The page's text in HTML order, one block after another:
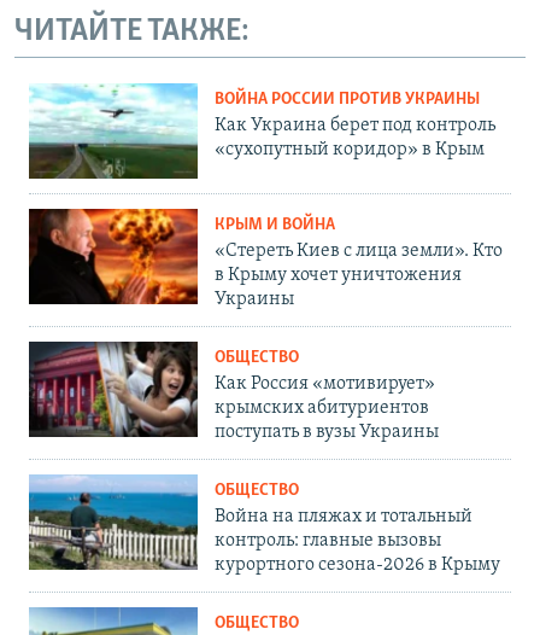
ЧИТАЙТЕ ТАКЖЕ:
ВОЙНА РОССИИ ПРОТИВ УКРАИНЫ
Как Украина берет под контроль
«сухопутный коридор» в Крым
КРЫМ И ВОЙНА
«Стереть Киев с лица земли». Кто
в Крыму хочет уничтожения
Украины
ОБЩЕСТВО
Как Россия «мотивирует»
крымских абитуриентов
поступать в вузы Украины
ОБЩЕСТВО
Война на пляжах и тотальный
контроль: главные вызовы
курортного сезона-2026 в Крыму
ОБЩЕСТВО